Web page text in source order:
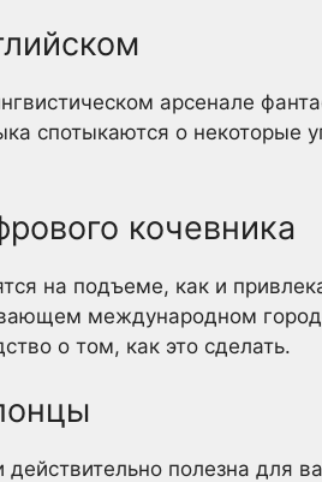
арсенале
спотыкаются о некоторые
кочевника
на подъеме, как и
международном
о том, как это сделать.
полезна для